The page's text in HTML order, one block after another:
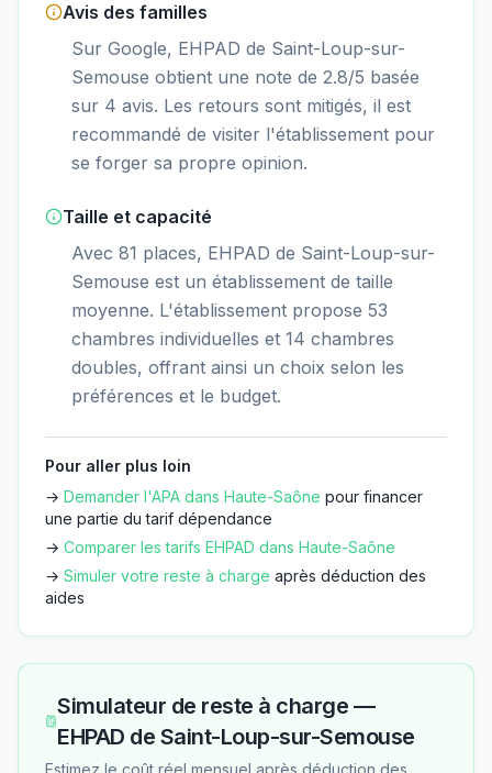
Avis des familles
Sur Google, EHPAD de Saint-Loup-sur-
Semouse obtient une note de 2.8/5 basée
sur 4 avis. Les retours sont mitigés, il est
recommandé de visiter l'établissement pour
se forger sa propre opinion.
Taille et capacité
Avec 81 places, EHPAD de Saint-Loup-sur-
Semouse est un établissement de taille
moyenne. L'établissement propose 53
chambres individuelles et 14 chambres
doubles, offrant ainsi un choix selon les
préférences et le budget.
Pour aller plus loin
→ Demander l'APA dans Haute-Saône pour financer
une partie du tarif dépendance
→ Comparer les tarifs EHPAD dans Haute-Saône
→ Simuler votre reste à charge après déduction des
aides
Simulateur de reste à charge —
EHPAD de Saint-Loup-sur-Semouse